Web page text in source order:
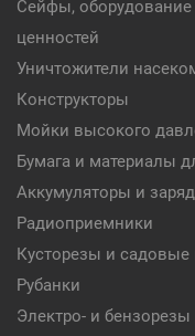
Сейфы, оборудование
ценностей
Уничтожители
Конструкторы
Мойки высокого
Бумага и материалы
Аккумуляторы и
Радиоприемники
Кусторезы и
Рубанки
Электро- и бензорезы